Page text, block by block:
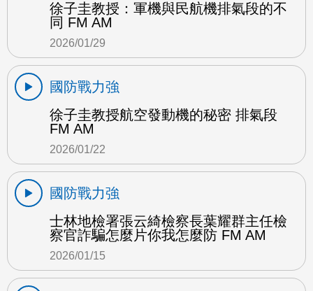
徐子圭教授：軍機與民航機排氣段的不
同 FM AM
2026/01/29
國防戰力強
徐子圭教授航空發動機的秘密 排氣段
FM AM
2026/01/22
國防戰力強
士林地檢署張云綺檢察長葉耀群主任檢
察官詐騙怎麼片你我怎麼防 FM AM
2026/01/15